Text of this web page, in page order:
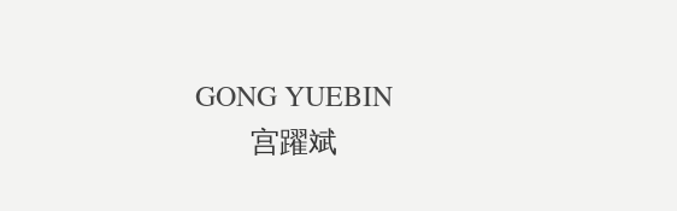
GONG YUEBIN
宫躍斌